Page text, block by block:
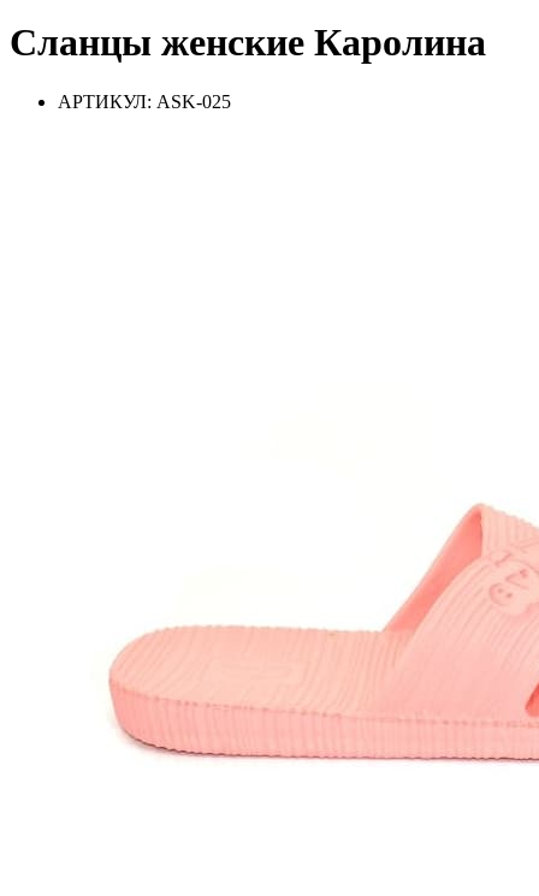
Сланцы женские Каролина
АРТИКУЛ: ASK-025